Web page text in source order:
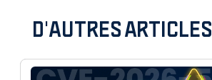
D'AUTRES ARTICLES